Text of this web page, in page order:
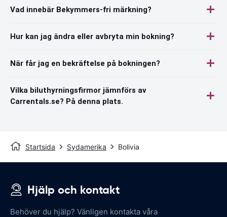
Vad innebär Bekymmers-fri märkning?
Hur kan jag ändra eller avbryta min bokning?
När får jag en bekräftelse på bokningen?
Vilka biluthyrningsfirmor jämnförs av
Carrentals.se? På denna plats.
Startsida Sydamerika Bolivia
Hjälp och kontakt
Behöver du hjälp? Vänligen kontakta våra